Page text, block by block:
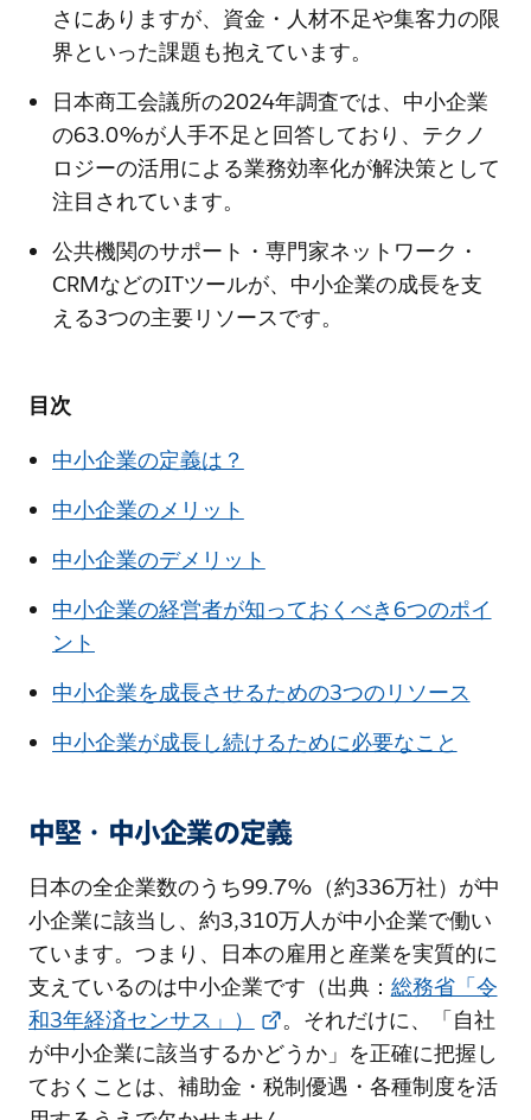
さにありますが、資金・人材不足や集客力の限
界といった課題も抱えています。
日本商工会議所の2024年調査では、中小企業
の63.0%が人手不足と回答しており、テクノ
ロジーの活用による業務効率化が解決策として
注目されています。
公共機関のサポート・専門家ネットワーク・
CRMなどのITツールが、中小企業の成長を支
える3つの主要リソースです。
目次
中小企業の定義は？
中小企業のメリット
中小企業のデメリット
中小企業の経営者が知っておくべき6つのポイ
ント
中小企業を成長させるための3つのリソース
中小企業が成長し続けるために必要なこと
中堅・中小企業の定義
日本の全企業数のうち99.7%（約336万社）が中
小企業に該当し、約3,310万人が中小企業で働い
ています。つまり、日本の雇用と産業を実質的に
支えているのは中小企業です（出典： 総務省「令
和3年経済センサス」）
。それだけに、「自社
が中小企業に該当するかどうか」を正確に把握し
ておくことは、補助金・税制優遇・各種制度を活